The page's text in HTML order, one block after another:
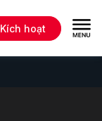
Kích hoạt